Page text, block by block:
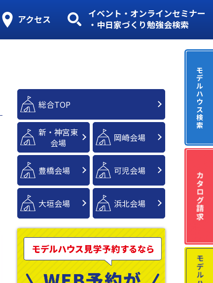
アクセス
イベント・オンラインセミナー
・中日家づくり勉強会検索
総合TOP
新・神宮東
会場
岡崎会場
豊橋会場 可児会場
大垣会場 浜北会場
モ
デ
ル
ハ
ウ
ス
検
索